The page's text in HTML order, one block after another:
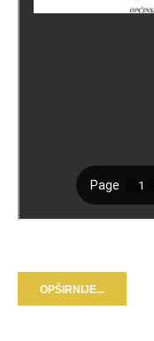
OPŠIRNIJE...